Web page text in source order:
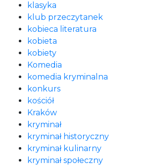
klasyka
klub przeczytanek
kobieca literatura
kobieta
kobiety
Komedia
komedia kryminalna
konkurs
kościół
Kraków
kryminał
kryminał historyczny
kryminał kulinarny
kryminał społeczny